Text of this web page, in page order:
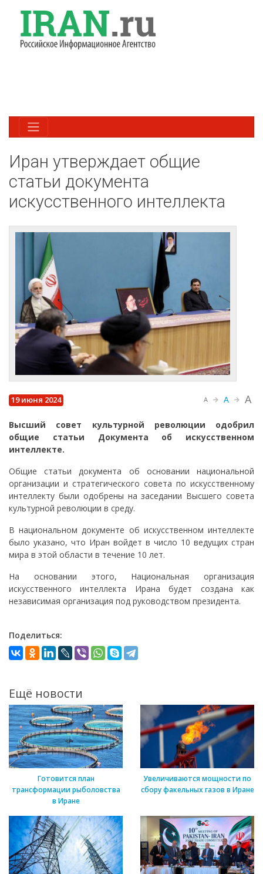
Иран утверждает общие
статьи документа
искусственного интеллекта
19 июня 2024 A A A
Высший совет культурной революции одобрил
общие статьи Документа об искусственном
интеллекте.
Общие статьи документа об основании национальной
организации и стратегического совета по искусственному
интеллекту были одобрены на заседании Высшего совета
культурной революции в среду.
В национальном документе об искусственном интеллекте
было указано, что Иран войдет в число 10 ведущих стран
мира в этой области в течение 10 лет.
На основании этого, Национальная организация
искусственного интеллекта Ирана будет создана как
независимая организация под руководством президента.
Поделиться:
Ещё новости
Готовится план
трансформации рыболовства
в Иране
Увеличиваются мощности по
сбору факельных газов в Иране